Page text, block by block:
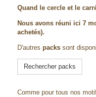
Quand le cercle et le
Nous avons réuni ici 7
achetés).
D'autres packs sont
Rechercher packs
Comme pour tous nos